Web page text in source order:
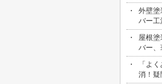
2026/07/30
名古屋市
コニー防
た！
2026/07/29
名古屋市
外壁塗
バー工
屋根
バー、
「よ
消！疑